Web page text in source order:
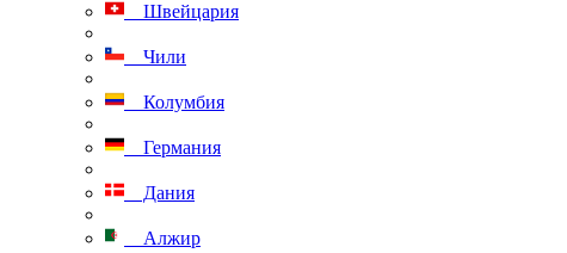
Швейцария
Чили
Колумбия
Германия
Дания
Алжир